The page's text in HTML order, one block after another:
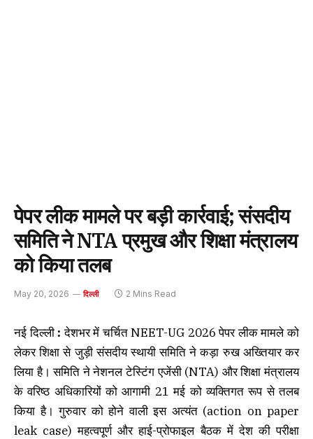
पेपर लीक मामले पर बड़ी कार्रवाई; संसदीय
समिति ने NTA प्रमुख और शिक्षा मंत्रालय
को किया तलब
May 20, 2026 दिल्ली 2 Mins Read
नई दिल्ली: देशभर में चर्चित NEET-UG 2026 पेपर लीक मामले को
लेकर शिक्षा से जुड़ी संसदीय स्थायी समिति ने कड़ा रुख अख्तियार कर
लिया है। समिति ने नेशनल टेस्टिंग एजेंसी (NTA) और शिक्षा मंत्रालय
के वरिष्ठ अधिकारियों को आगामी 21 मई को व्यक्तिगत रूप से तलब
किया है। गुरुवार को होने वाली इस अत्यंत (action on paper
leak case) महत्वपूर्ण और हाई-प्रोफाइल बैठक में देश की परीक्षा